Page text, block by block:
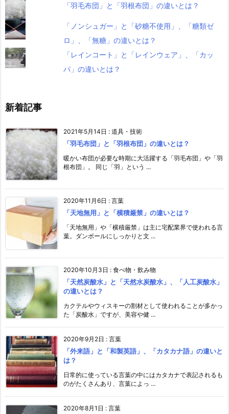
「羽毛布団」と「羽根布団」の違いとは？
「ノンシュガー」と「砂糖不使用」、「糖類ゼ
ロ」、「無糖」の違いとは？
「レインコート」と「レインウェア」、「カッ
パ」の違いとは？
新着記事
2021年5月14日 : 道具・技術
「羽毛布団」と「羽根布団」の違いとは？
暖かい布団が必要な時期に大活躍する「羽毛布団」や「羽
根布団」。 同じ「羽」という ...
2020年11月6日 : 言葉
「天地無用」と「横積厳禁」の違いとは？
「天地無用」や「横積厳禁」は主に宅配業界で使われる言
葉。ダンボールにしっかりと文 ...
2020年10月3日 : 食べ物・飲み物
「天然炭酸水」と「天然水炭酸水」、「人工炭酸水」
の違いとは？
カクテルやウィスキーの割材として使われることが多かっ
た「炭酸水」ですが、美容や健 ...
2020年9月2日 : 言葉
「外来語」と「和製英語」、「カタカナ語」の違いと
は？
日常的に使っている言葉の中にはカタカナで表記されるも
のがたくさんあり、言葉によっ ...
2020年8月1日 : 言葉